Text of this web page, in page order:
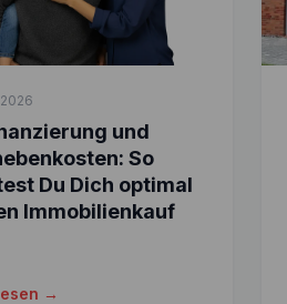
und
So
Du Dich optimal
Immobilienkauf
→